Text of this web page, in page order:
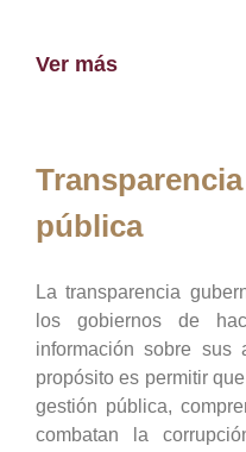
Ver más
pública
La transparencia
los gobiernos de
información sobre sus
propósito es permitir
gestión pública,
combatan la